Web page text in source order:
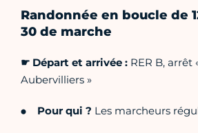
Randonnée en boucle de
30 de marche
☛ Départ et arrivée : RER B, arrêt
Aubervilliers »
Pour qui ? Les marcheurs